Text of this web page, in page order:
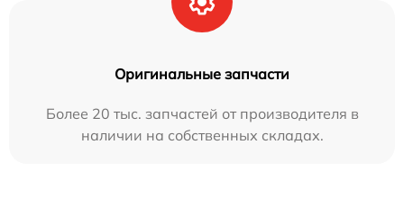
Оригинальные запчасти
Более 20 тыс. запчастей от производителя в
наличии на собственных складах.